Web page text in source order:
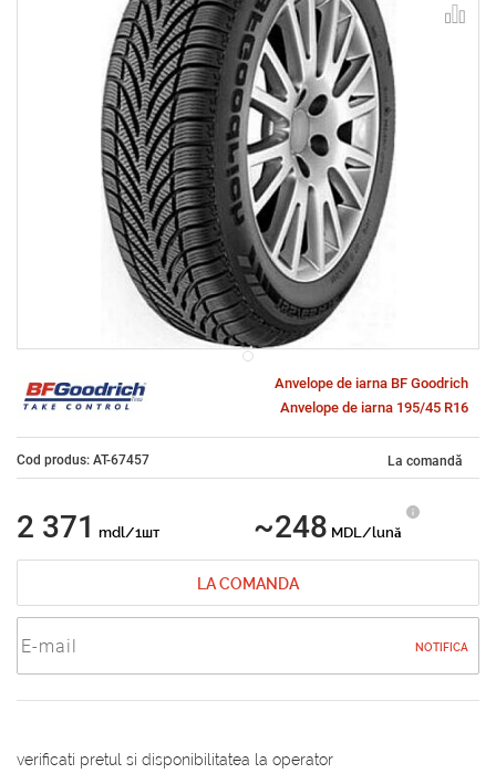
Anvelope de iarna BF Goodrich
Anvelope de iarna 195/45 R16
Cod produs: AT-67457 La comandă
2 371 mdl/1шт ~248 MDL/lună
LA COMANDA
NOTIFICA
verificati pretul si disponibilitatea la operator